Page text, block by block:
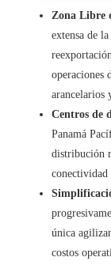
Zona Libre
extensa de
operaciones
arancelarios
Centros de
Panamá
distribución
conectividad
única
costos